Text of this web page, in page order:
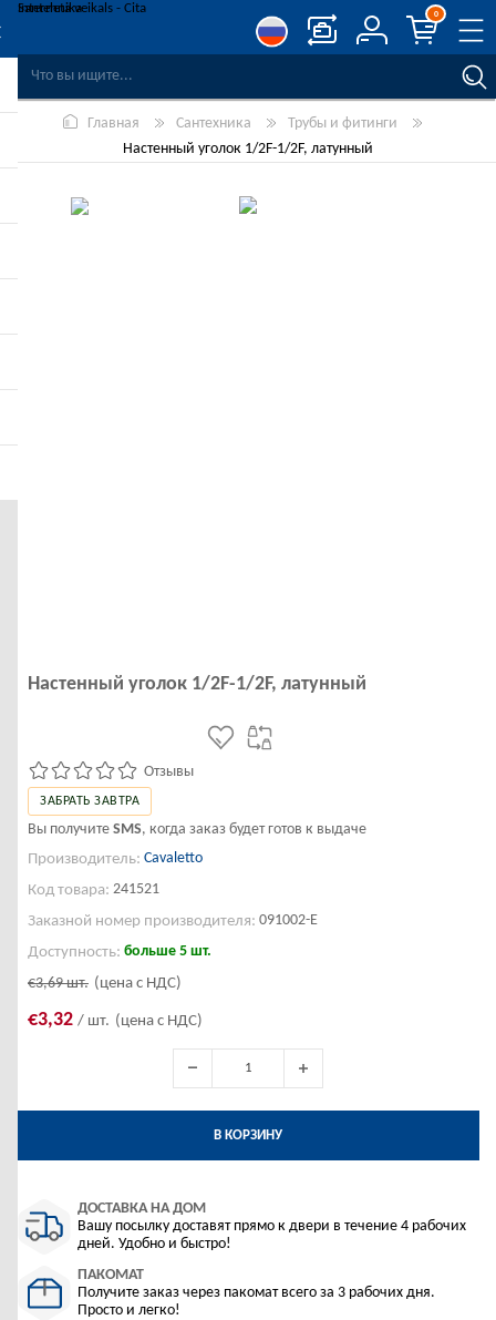
СПИСОК ПОЖЕЛАНИЙ
РЕГИСТРАЦИЯ
ВОЙТИ
0
Главная Сантехника
Трубы и фитинги
Настенный уголок 1/2F-1/2F, латунный
Настенный уголок 1/2F-1/2F, латунный
Отзывы
ЗАБРАТЬ ЗАВТРА
Вы получите SMS, когда заказ будет готов к выдаче
Производитель: Cavaletto
Код товара: 241521
Заказной номер производителя: 091002-E
Доступность: больше 5 шт.
€3,69шт. (цена с НДС)
€3,32 / шт. (цена с НДС)
В КОРЗИНУ
ДОСТАВКА НА ДОМ
Вашу посылку доставят прямо к двери в течение 4 рабочих
дней. Удобно и быстро!
ПАКОМАТ
Получите заказ через пакомат всего за 3 рабочих дня.
Просто и легко!